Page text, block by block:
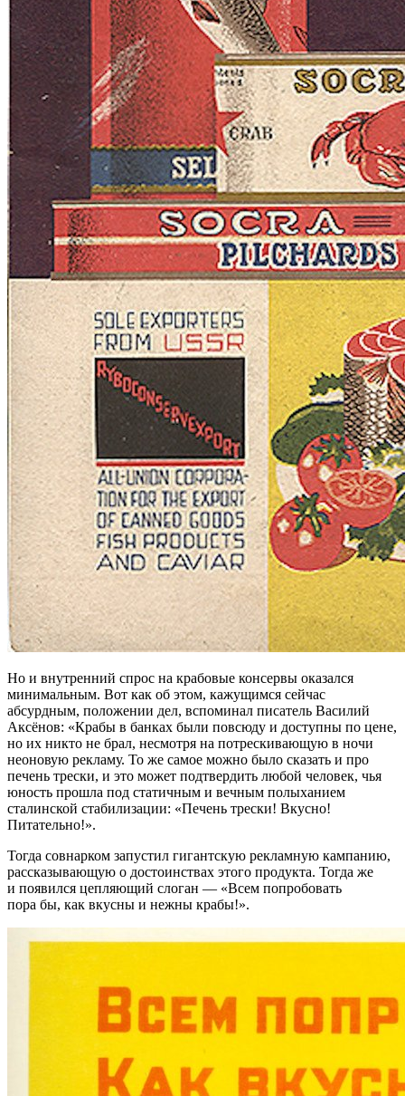
Но и внутренний спрос на крабовые консервы оказался
минимальным. Вот как об этом, кажущимся сейчас
абсурдным, положении дел, вспоминал писатель Василий
Аксёнов: «Крабы в банках были повсюду и доступны по цене,
но их никто не брал, несмотря на потрескивающую в ночи
неоновую рекламу. То же самое можно было сказать и про
печень трески, и это может подтвердить любой человек, чья
юность прошла под статичным и вечным полыханием
сталинской стабилизации: «Печень трески! Вкусно!
Питательно!».
Тогда совнарком запустил гигантскую рекламную кампанию,
рассказывающую о достоинствах этого продукта. Тогда же
и появился цепляющий слоган — «Всем попробовать
пора бы, как вкусны и нежны крабы!».